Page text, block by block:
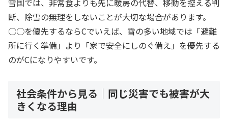
断、除雪の無理をしないことが大切な場合があります。
○○を優先するならCでいえば、雪の多い地域では「避難
所に行く準備」より「家で安全にしのぐ備え」を優先する
のがCになりやすいです。
社会条件から見る｜同じ災害でも被害が大
きくなる理由